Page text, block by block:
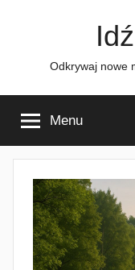
Odkrywaj nowe
Menu